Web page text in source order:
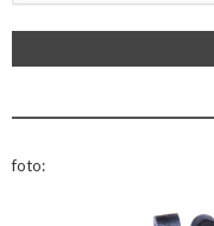
foto: